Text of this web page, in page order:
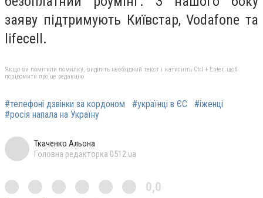
заяву підтримують Київстар, Vodafone та
lifecell.
Якщо ви помітили помилку, виділіть необхідний текст і натисніть Ctrl + Enter, щоб
повідомити про це редакцію
#телефоні дзвінки за кордоном #українці в ЄС
#іженці
#росія напала на Україну
Ткаченко Альона
Головна редакторка 0512.ua
0,0